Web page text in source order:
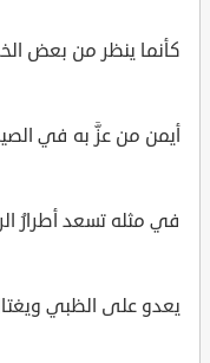
كأنما ينظر من بعض
أيمن من عزَّ به في
في مثله تسعد أطرارُ
يعدو على الظبي